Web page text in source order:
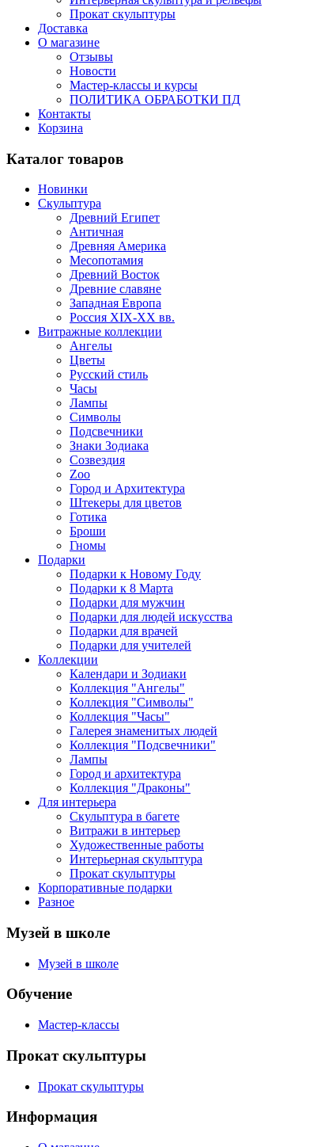
Прокат скульптуры
Доставка
О магазине
Отзывы
Новости
Мастер-классы и курсы
ПОЛИТИКА ОБРАБОТКИ ПД
Контакты
Корзина
Каталог товаров
Новинки
Скульптура
Древний Египет
Античная
Древняя Америка
Месопотамия
Древний Восток
Древние славяне
Западная Европа
Россия XIX-XX вв.
Витражные коллекции
Ангелы
Цветы
Русский стиль
Часы
Лампы
Символы
Подсвечники
Знаки Зодиака
Созвездия
Zoo
Город и Архитектура
Штекеры для цветов
Готика
Броши
Гномы
Подарки
Подарки к Новому Году
Подарки к 8 Марта
Подарки для мужчин
Подарки для людей искусства
Подарки для врачей
Подарки для учителей
Коллекции
Календари и Зодиаки
Коллекция "Ангелы"
Коллекция "Символы"
Коллекция "Часы"
Галерея знаменитых людей
Коллекция "Подсвечники"
Лампы
Город и архитектура
Коллекция "Драконы"
Для интерьера
Скульптура в багете
Витражи в интерьер
Художественные работы
Интерьерная скульптура
Прокат скульптуры
Корпоративные подарки
Разное
Музей в школе
Музей в школе
Обучение
Мастер-классы
Прокат скульптуры
Прокат скульптуры
Информация